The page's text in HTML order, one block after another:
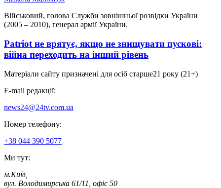
Військовий, голова Служби зовнішньої розвідки України
(2005 – 2010), генерал армії України.
Patriot не врятує, якщо не знищувати пускові:
війна переходить на інший рівень
Матеріали сайту призначені для осіб старше21 року (21+)
E-mail редакції:
news24@24tv.com.ua
Номер телефону:
+38 044 390 5077
Ми тут:
м.Київ
вул. Володимирська 61/11, офіс 50